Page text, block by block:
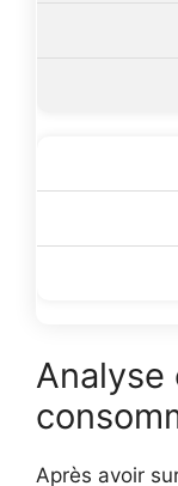
Analyse
Après avoir